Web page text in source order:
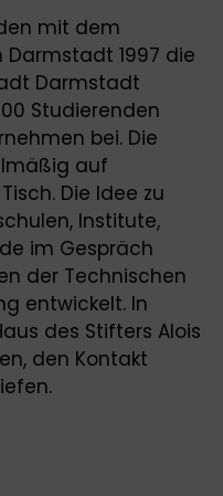
mit dem
1997 die
Darmstadt
Studierenden
bei. Die
auf
Die Idee zu
Institute,
im Gespräch
der Technischen
entwickelt. In
des Stifters Alois
den Kontakt